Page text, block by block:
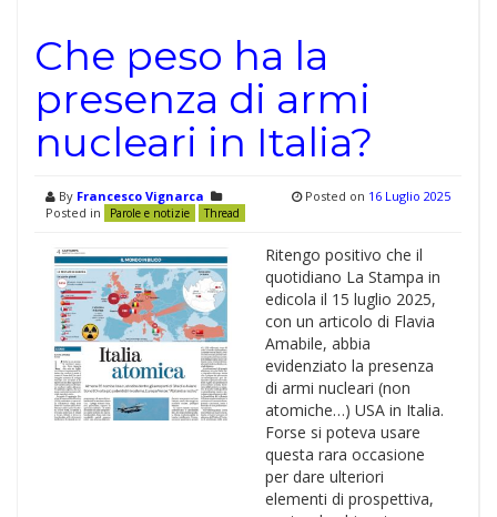
Che peso ha la
presenza di armi
nucleari in Italia?
By Francesco Vignarca
Posted in
Parole e notizie Thread
Posted on 16 Luglio 2025
Ritengo positivo che il
quotidiano La Stampa in
edicola il 15 luglio 2025,
con un articolo di Flavia
Amabile, abbia
evidenziato la presenza
di armi nucleari (non
atomiche…) USA in Italia.
Forse si poteva usare
questa rara occasione
per dare ulteriori
elementi di prospettiva,